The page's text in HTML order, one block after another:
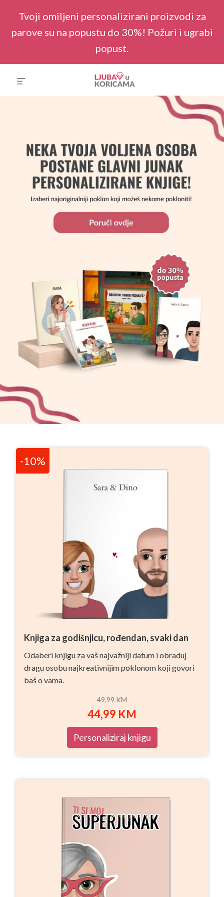
Tvoji omiljeni personalizirani proizvodi za
parove su na popustu do 30%! Požuri i ugrabi
popust.
-10%
Knjiga za godišnjicu, rođendan, svaki dan
Odaberi knjigu za vaš najvažniji datum i obraduj
dragu osobu najkreativnijim poklonom koji govori
baš o vama.
49,99KM
44,99 KM
Personaliziraj knjigu